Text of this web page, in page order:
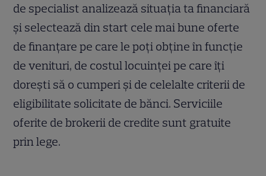
de specialist analizează situația ta financiară
și selectează din start cele mai bune oferte
de finanțare pe care le poți obține în funcție
de venituri, de costul locuinței pe care îți
dorești să o cumperi și de celelalte criterii de
eligibilitate solicitate de bănci. Serviciile
oferite de brokerii de credite sunt gratuite
prin lege.